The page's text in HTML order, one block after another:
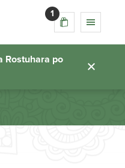
1
Rostuhara po